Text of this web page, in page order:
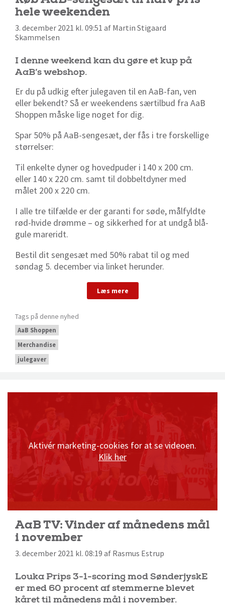
hele weekenden
3. december 2021 kl. 09:51 af Martin Stigaard
Skammelsen
I denne weekend kan du gøre et kup på
AaB’s webshop.
Er du på udkig efter julegaven til en AaB-fan, ven
eller bekendt? Så er weekendens særtilbud fra AaB
Shoppen måske lige noget for dig.
Spar 50% på AaB-sengesæt, der fås i tre forskellige
størrelser:
Til enkelte dyner og hovedpuder i 140 x 200 cm.
eller 140 x 220 cm. samt til dobbeltdyner med
målet 200 x 220 cm.
I alle tre tilfælde er der garanti for søde, målfyldte
rød-hvide drømme – og sikkerhed for at undgå blå-
gule mareridt.
Bestil dit sengesæt med 50% rabat til og med
søndag 5. december via linket herunder.
Læs mere
Tags på denne nyhed
AaB Shoppen
Merchandise
julegaver
Aktivér marketing-cookies for at se videoen.
Klik her
AaB TV: Vinder af månedens mål
i november
3. december 2021 kl. 08:19 af Rasmus Estrup
Louka Prips 3-1-scoring mod SønderjyskE
er med 60 procent af stemmerne blevet
kåret til månedens mål i november.